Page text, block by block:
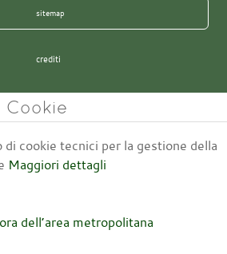
sitemap
crediti
cookie tecnici per la gestione della
Maggiori dettagli
dell’area metropolitana